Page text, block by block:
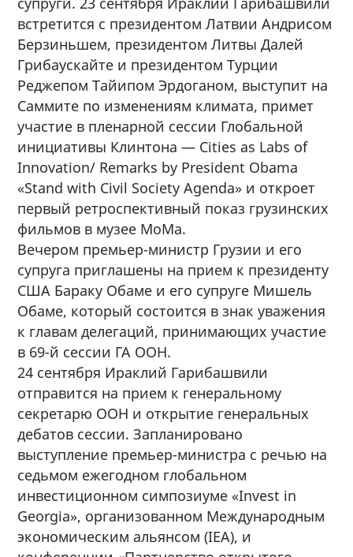
встретится с президентом Латвии Андрисом
Берзиньшем, президентом Литвы Далей
Грибаускайте и президентом Турции
Реджепом Тайипом Эрдоганом, выступит на
Саммите по изменениям климата, примет
участие в пленарной сессии Глобальной
инициативы Клинтона — Cities as Labs of
Innovation/ Remarks by President Obama
«Stand with Civil Society Agenda» и откроет
первый ретроспективный показ грузинских
фильмов в музее MoMa.
Вечером премьер-министр Грузии и его
супруга приглашены на прием к президенту
США Бараку Обаме и его супруге Мишель
Обаме, который состоится в знак уважения
к главам делегаций, принимающих участие
в 69-й сессии ГА ООН.
24 сентября Ираклий Гарибашвили
отправится на прием к генеральному
секретарю ООН и открытие генеральных
дебатов сессии. Запланировано
выступление премьер-министра с речью на
седьмом ежегодном глобальном
инвестиционном симпозиуме «Invest in
Georgia», организованном Международным
экономическим альянсом (IEA), и